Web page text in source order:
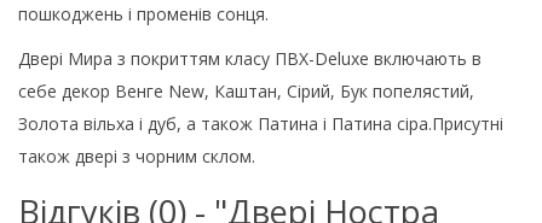
пошкоджень і променів сонця.
Двері Мира з покриттям класу ПВХ-Deluxe включають в
себе декор Венге New, Каштан, Сірий, Бук попелястий,
Золота вільха і дуб, а також Патина і Патина сіра.Присутні
також двері з чорним склом.
Відгуків (0) - "Двері Ностра